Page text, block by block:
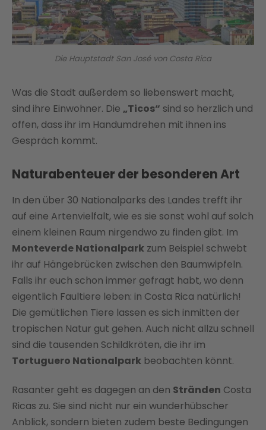
Die Hauptstadt San José von Costa Rica
Was die Stadt außerdem so liebenswert macht,
sind ihre Einwohner. Die „Ticos“ sind so herzlich und
offen, dass ihr im Handumdrehen mit ihnen ins
Gespräch kommt.
Naturabenteuer der besonderen Art
In den über 30 Nationalparks des Landes trefft ihr
auf eine Artenvielfalt, wie es sie sonst wohl auf solch
einem kleinen Raum nirgendwo zu finden gibt. Im
Monteverde Nationalpark zum Beispiel schwebt
ihr auf Hängebrücken zwischen den Baumwipfeln.
Falls ihr euch schon immer gefragt habt, wo denn
eigentlich Faultiere leben: in Costa Rica natürlich!
Die gemütlichen Tiere lassen es sich inmitten der
tropischen Natur gut gehen. Auch nicht allzu schnell
sind die tausenden Schildkröten, die ihr im
Tortuguero Nationalpark beobachten könnt.
Rasanter geht es dagegen an den Stränden Costa
Ricas zu. Sie sind nicht nur ein wunderhübscher
Anblick, sondern bieten zudem beste Bedingungen